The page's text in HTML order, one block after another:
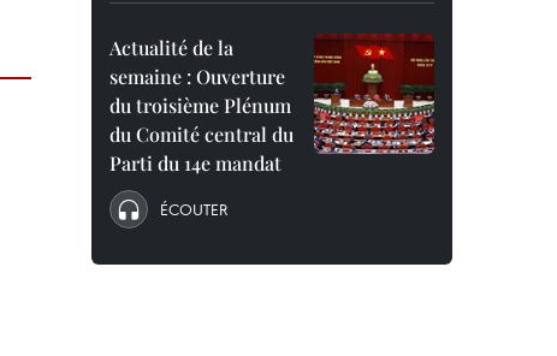
Actualité de la
semaine : Ouverture
du troisième Plénum
du Comité central du
Parti du 14e mandat
ÉCOUTER